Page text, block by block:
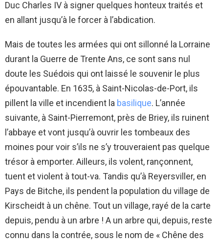
Duc Charles IV à signer quelques honteux traités et
en allant jusqu’à le forcer à l’abdication.
Mais de toutes les armées qui ont sillonné la Lorraine
durant la Guerre de Trente Ans, ce sont sans nul
doute les Suédois qui ont laissé le souvenir le plus
épouvantable. En 1635, à Saint-Nicolas-de-Port, ils
pillent la ville et incendient la basilique. L’année
suivante, à Saint-Pierremont, près de Briey, ils ruinent
l’abbaye et vont jusqu’à ouvrir les tombeaux des
moines pour voir s’ils ne s’y trouveraient pas quelque
trésor à emporter. Ailleurs, ils volent, rançonnent,
tuent et violent à tout-va. Tandis qu’à Reyersviller, en
Pays de Bitche, ils pendent la population du village de
Kirscheidt à un chêne. Tout un village, rayé de la carte
depuis, pendu à un arbre ! A un arbre qui, depuis, reste
connu dans la contrée, sous le nom de « Chêne des